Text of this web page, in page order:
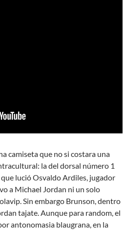
camiseta que no si costara una
la del dorsal número 1
lució Osvaldo Ardiles, jugador
a Michael Jordan ni un solo
Sin embargo Brunson, dentro
tajate. Aunque para random, el
antonomasia blaugrana, en la